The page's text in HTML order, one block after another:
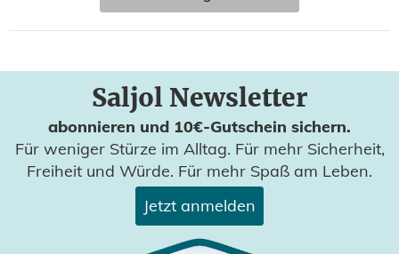
Saljol Newsletter
abonnieren und 10€-Gutschein sichern.
Für weniger Stürze im Alltag. Für mehr Sicherheit,
Freiheit und Würde. Für mehr Spaß am Leben.
Jetzt anmelden